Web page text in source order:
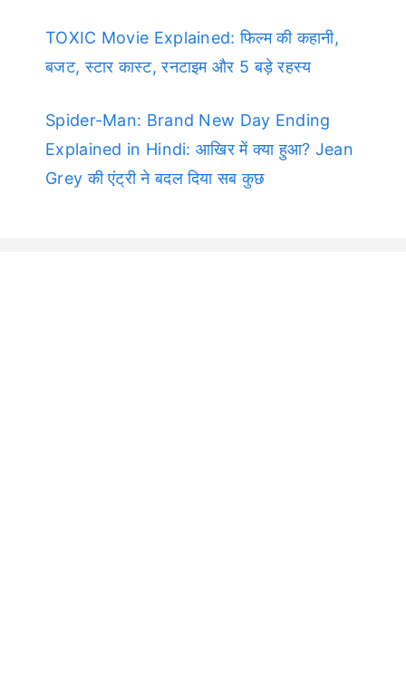
TOXIC Movie Explained: फिल्म की कहानी,
बजट, स्टार कास्ट, रनटाइम और 5 बड़े रहस्य
Spider-Man: Brand New Day Ending
Explained in Hindi: आखिर में क्या हुआ? Jean
Grey की एंट्री ने बदल दिया सब कुछ